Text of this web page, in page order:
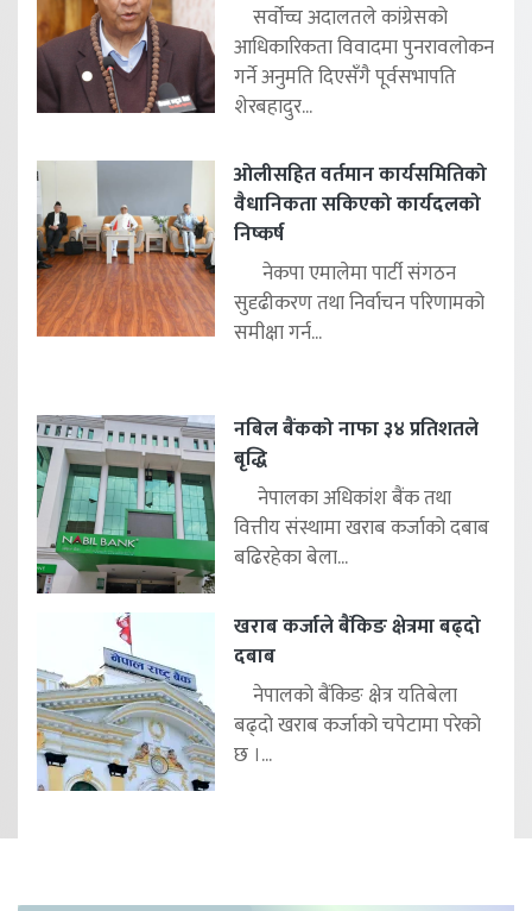
सर्वोच्च अदालतले कांग्रेसको
आधिकारिकता विवादमा पुनरावलोकन
गर्ने अनुमति दिएसँगै पूर्वसभापति
शेरबहादुर...
ओलीसहित वर्तमान कार्यसमितिको
वैधानिकता सकिएको कार्यदलको
निष्कर्ष
नेकपा एमालेमा पार्टी संगठन
सुदृढीकरण तथा निर्वाचन परिणामको
समीक्षा गर्न...
नबिल बैंकको नाफा ३४ प्रतिशतले
बृद्धि
नेपालका अधिकांश बैंक तथा
वित्तीय संस्थामा खराब कर्जाको दबाब
बढिरहेका बेला...
खराब कर्जाले बैंकिङ क्षेत्रमा बढ्दो
दबाब
नेपालको बैंकिङ क्षेत्र यतिबेला
बढ्दो खराब कर्जाको चपेटामा परेको
छ ।...